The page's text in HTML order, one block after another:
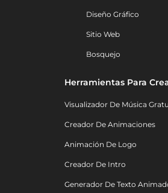
Diseño Gráfico
Sitio Web
Bosquejo
Herramientas Para
Visualizador De Música
Creador De Animaciones
Animación De Logo
Creador De Intro
Generador De Texto